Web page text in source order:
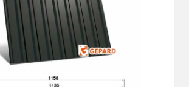
ГП-20 Д Plus
Докладніше